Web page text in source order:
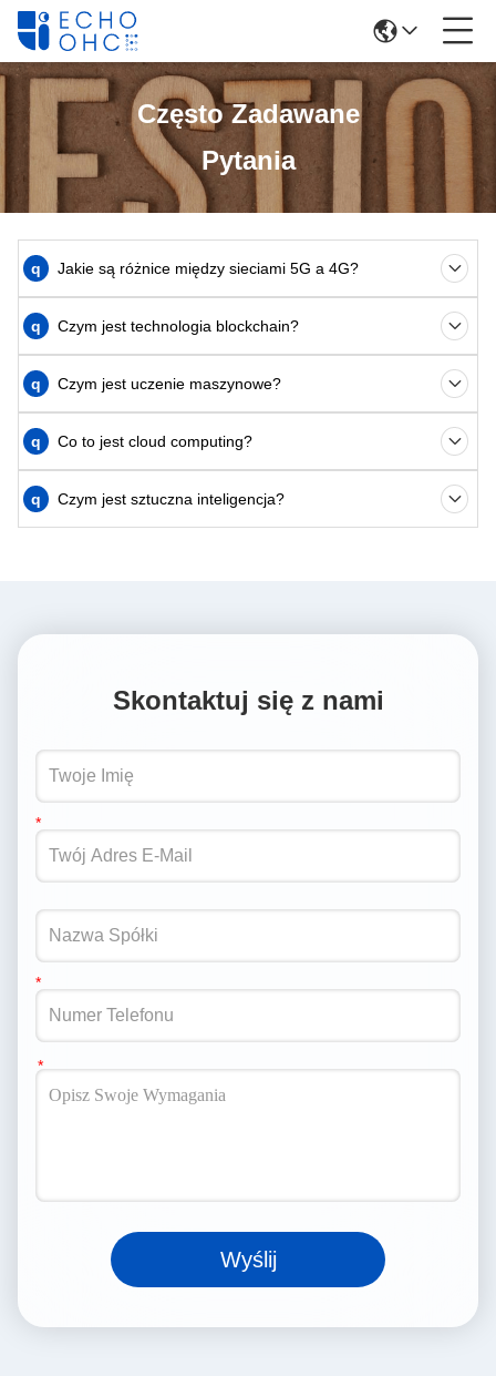
Często Zadawane
Pytania
q Jakie są różnice między sieciami 5G a 4G?
q Czym jest technologia blockchain?
q Czym jest uczenie maszynowe?
q Co to jest cloud computing?
q Czym jest sztuczna inteligencja?
Skontaktuj się z nami
Wyślij